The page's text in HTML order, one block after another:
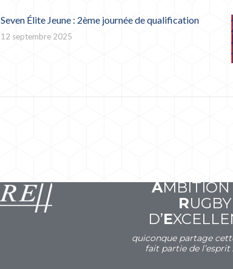
Seven Élite Jeune : 2ème journée de qualification
12 septembre 2025
A
RUGBY
D’E
quiconque partage
fait partie de l’esprit